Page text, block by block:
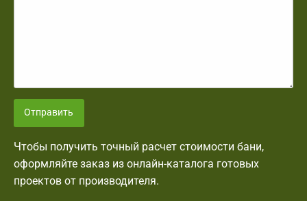
Отправить
Чтобы получить точный расчет стоимости бани,
оформляйте заказ из онлайн-каталога готовых
проектов от производителя.